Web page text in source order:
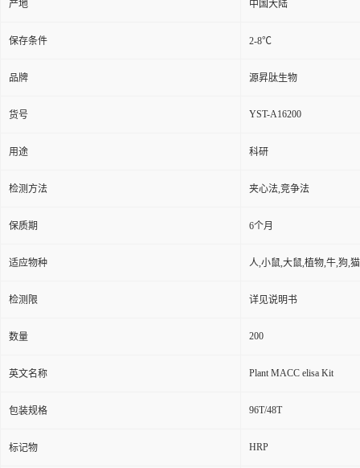
产地 中国大陆
保存条件 2-8℃
品牌 源昇肽生物
货号 YST-A16200
用途 科研
检测方法 夹心法,竞争法
保质期 6个月
适应物种 人,小鼠,大鼠,植物,牛,狗,
检测限 详见说明书
数量 200
英文名称 Plant MACC elisa Kit
包装规格 96T/48T
标记物 HRP